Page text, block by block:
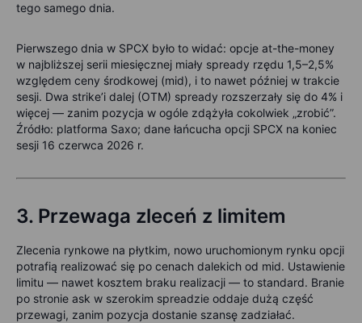
tego samego dnia.
Pierwszego dnia w SPCX było to widać: opcje at-the-money
w najbliższej serii miesięcznej miały spready rzędu 1,5–2,5%
względem ceny środkowej (mid), i to nawet później w trakcie
sesji. Dwa strike’i dalej (OTM) spready rozszerzały się do 4% i
więcej — zanim pozycja w ogóle zdążyła cokolwiek „zrobić”.
Źródło: platforma Saxo; dane łańcucha opcji SPCX na koniec
sesji 16 czerwca 2026 r.
3. Przewaga zleceń z limitem
Zlecenia rynkowe na płytkim, nowo uruchomionym rynku opcji
potrafią realizować się po cenach dalekich od mid. Ustawienie
limitu — nawet kosztem braku realizacji — to standard. Branie
po stronie ask w szerokim spreadzie oddaje dużą część
przewagi, zanim pozycja dostanie szansę zadziałać.